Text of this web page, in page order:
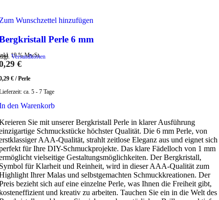
Wunschzettel hinzufügen
Perle 6 mm
19 % MwSt.
Versandkosten
€
€ /Perle
ca. 5 - 7 Tage
den Warenkorb
Sie mit unserer Bergkristall Perle in klarer Ausführung
Schmuckstücke höchster Qualität. Die 6 mm Perle, von
AAA-Qualität, strahlt zeitlose Eleganz aus und eignet sich
für Ihre DIY-Schmuckprojekte. Das klare Fädelloch von 1 mm
vielseitige Gestaltungsmöglichkeiten. Der Bergkristall,
für Klarheit und Reinheit, wird in dieser AAA-Qualität zum
Ihrer Malas und selbstgemachten Schmuckkreationen. Der
bezieht sich auf eine einzelne Perle, was Ihnen die Freiheit gibt,
und kreativ zu arbeiten. Tauchen Sie ein in die Welt des